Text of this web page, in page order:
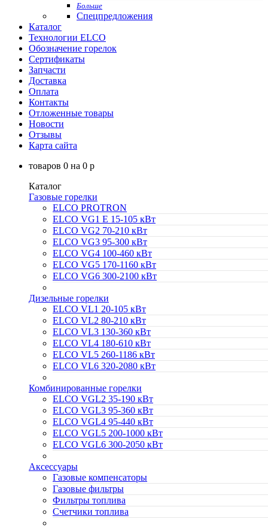
Больше
Спецпредложения
Каталог
Технологии ELCO
Обозначение горелок
Сертификаты
Запчасти
Доставка
Оплата
Контакты
Отложенные товары
Новости
Отзывы
Карта сайта
товаров 0 на 0 p
Каталог
Газовые горелки
ELCO PROTRON
ELCO VG1 E 15-105 кВт
ELCO VG2 70-210 кВт
ELCO VG3 95-300 кВт
ELCO VG4 100-460 кВт
ELCO VG5 170-1160 кВт
ELCO VG6 300-2100 кВт
Дизельные горелки
ELCO VL1 20-105 кВт
ELCO VL2 80-210 кВт
ELCO VL3 130-360 кВт
ELCO VL4 180-610 кВт
ELCO VL5 260-1186 кВт
ELCO VL6 320-2080 кВт
Комбинированные горелки
ELCO VGL2 35-190 кВт
ELCO VGL3 95-360 кВт
ELCO VGL4 95-440 кВт
ELCO VGL5 200-1000 кВт
ELCO VGL6 300-2050 кВт
Аксессуары
Газовые компенсаторы
Газовые фильтры
Фильтры топлива
Счетчики топлива